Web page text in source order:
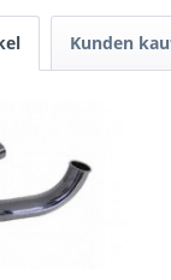
Kunden